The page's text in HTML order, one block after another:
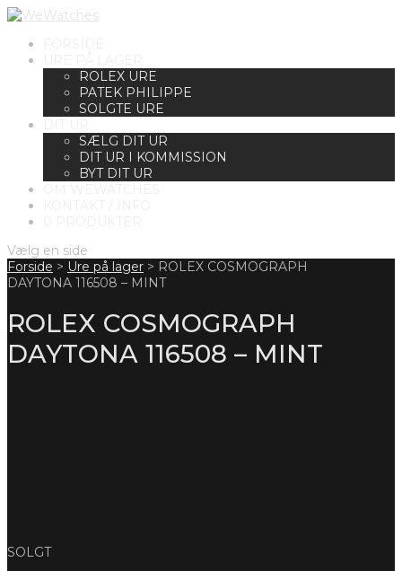
ROLEX URE
PATEK PHILIPPE
SOLGTE URE
SÆLG DIT UR
DIT UR I KOMMISSION
BYT DIT UR
Vælg en side
Forside > Ure på lager > ROLEX COSMOGRAPH
DAYTONA 116508 – MINT
ROLEX COSMOGRAPH
DAYTONA 116508 – MINT
SOLGT